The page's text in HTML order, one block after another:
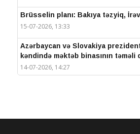
Brüsselin planı: Bakıya təzyiq,
15-07-2026, 13:33
Azərbaycan və Slovakiya
kəndində məktəb binasının təməli
14-07-2026, 14:27
Prezidentlər Şuşada mətbuata